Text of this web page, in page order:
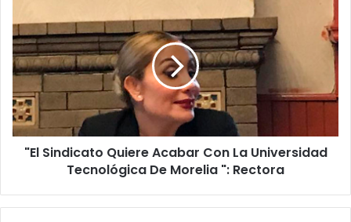
u
n
d
L
u
b
a
l
S
i
d
i
c
"El Sindicato Quiere Acabar Con La Universidad
Tecnológica De Morelia ": Rectora